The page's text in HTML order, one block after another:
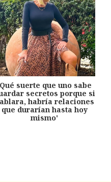
suerte que uno sabe
secretos porque si
habría relaciones
que durarían hasta hoy
mismo'